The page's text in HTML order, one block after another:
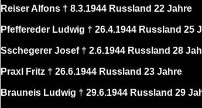
Reiser Alfons † 8.3.1944 Russland 22 Jahre
Pfeffereder Ludwig † 26.4.1944 Russland 25
Sschegerer Josef † 2.6.1944 Russland 28
Praxl Fritz † 26.6.1944 Russland 23 Jahre
Brauneis Ludwig † 29.6.1944 Russland 29